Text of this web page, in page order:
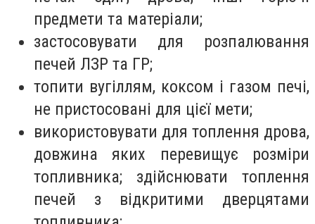
предмети та матеріали;
застосовувати для розпалювання
печей ЛЗР та ГР;
топити вугіллям, коксом і газом печі,
не пристосовані для цієї мети;
використовувати для топлення дрова,
довжина яких перевищує розміри
топливника; здійснювати топлення
печей з відкритими дверцятами